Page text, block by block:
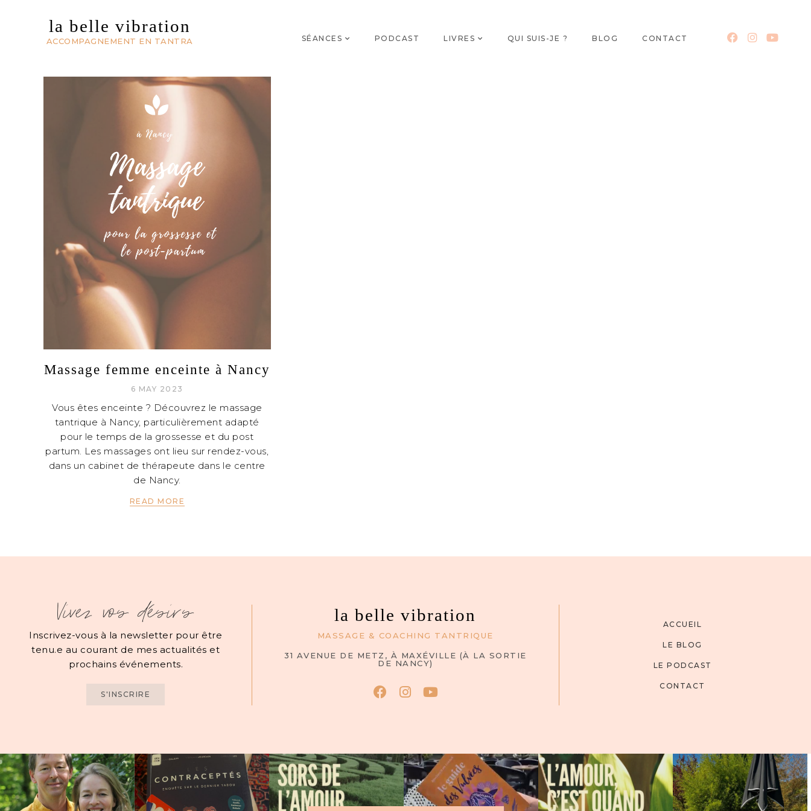
la belle vibration
ACCOMPAGNEMENT EN TANTRA SÉANCES PODCAST LIVRES QUI SUIS-JE ? BLOG CONTACT
Massage femme enceinte à Nancy
6 MAY 2023
Vous êtes enceinte ? Découvrez le massage
tantrique à Nancy, particulièrement adapté
pour le temps de la grossesse et du post
partum. Les massages ont lieu sur rendez-vous,
dans un cabinet de thérapeute dans le centre
de Nancy.
READ MORE
Vivez vos désirs
Inscrivez-vous à la newsletter pour être
tenu.e au courant de mes actualités et
prochains événements.
S'INSCRIRE
la belle vibration
MASSAGE & COACHING TANTRIQUE
31 AVENUE DE METZ, À MAXÉVILLE (À LA SORTIE
DE NANCY)
ACCUEIL
LE BLOG
LE PODCAST
CONTACT